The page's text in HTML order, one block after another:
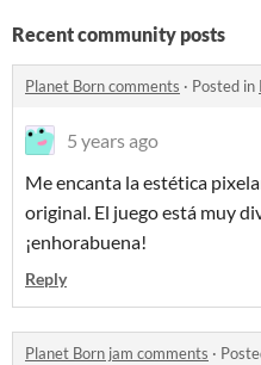
Recent community posts
Planet Born comments · Posted in
5 years ago
Me encanta la estética
original. El juego está muy
¡enhorabuena!
Reply
Planet Born jam comments ·